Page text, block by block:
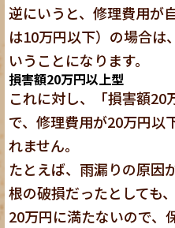
逆にいうと、修理費用が
は10万円以下）の場合は
いうことになります。
損害額20万円以上型
これに対し、「損害額20
で、修理費用が20万円以
れません。
たとえば、雨漏りの原因
根の破損だったとしても
20万円に満たないので、